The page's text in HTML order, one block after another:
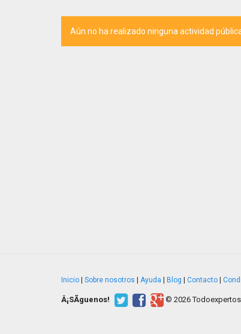
Aún no ha realizado ninguna actividad
Inicio Sobre nosotros Ayuda Blog Contacto
Â¡SÃ­guenos! © 2026